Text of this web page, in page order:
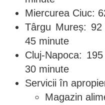
Miercurea Ciuc:
Târgu Mureș:
45 minute
Cluj-Napoca:
30 minute
Servicii în
Magazin